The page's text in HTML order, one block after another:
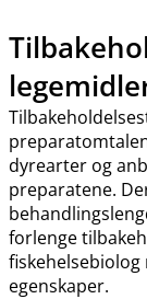
dyrearter og
preparatene.
forlenge
egenskaper.